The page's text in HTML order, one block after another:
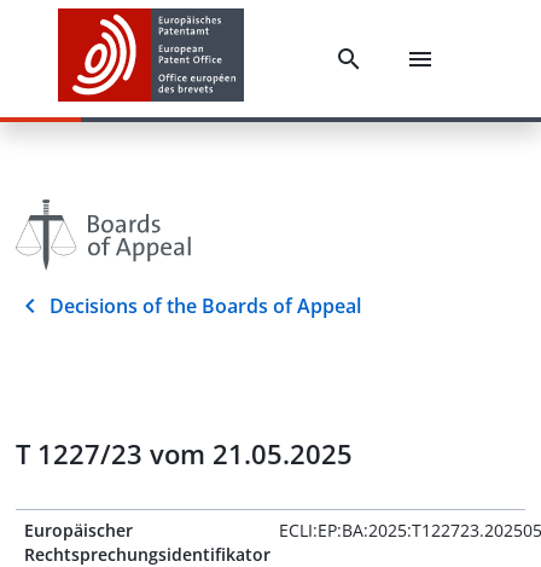
Decisions of the Boards of Appeal
T 1227/23 vom 21.05.2025
Europäischer
Rechtsprechungsidentifikator